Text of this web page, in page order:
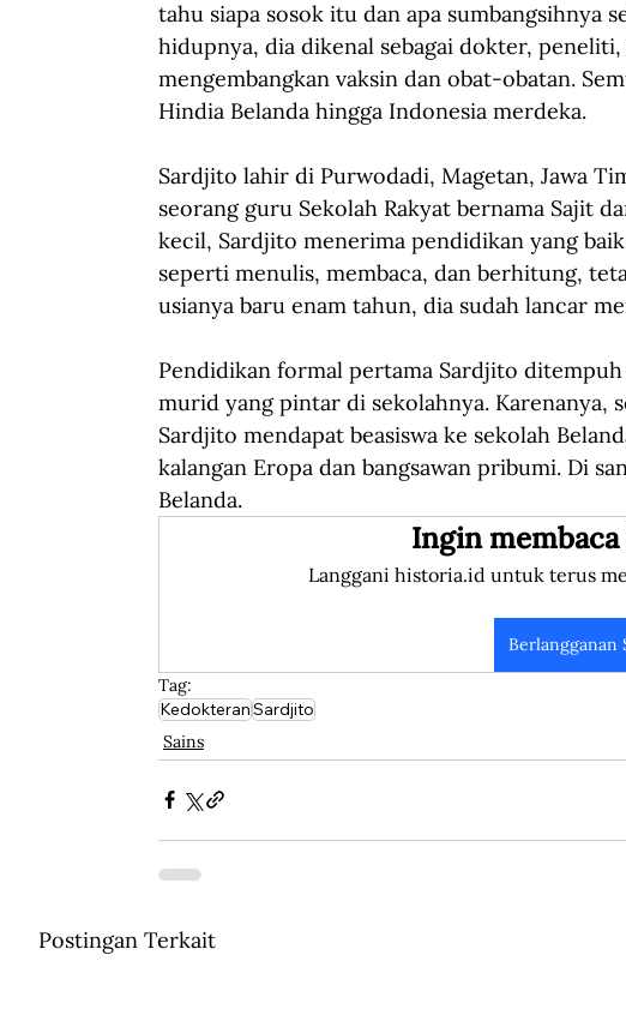
tahu siapa sosok itu dan apa sumbangsihnya
hidupnya, dia dikenal sebagai dokter, peneliti,
mengembangkan vaksin dan obat-obatan.
Hindia Belanda hingga Indonesia merdeka.
Sardjito lahir di Purwodadi, Magetan, Jawa
seorang guru Sekolah Rakyat bernama Sajit
kecil, Sardjito menerima pendidikan yang
seperti menulis, membaca, dan berhitung,
usianya baru enam tahun, dia sudah lancar
Pendidikan formal pertama Sardjito
murid yang pintar di sekolahnya. Karenanya,
Sardjito mendapat beasiswa ke sekolah
kalangan Eropa dan bangsawan pribumi. Di
Belanda.
Ingin
Langgani historia.id untuk terus
Berlangganan
Tag:
KedokteranSardjito
Sains
Postingan Terkait